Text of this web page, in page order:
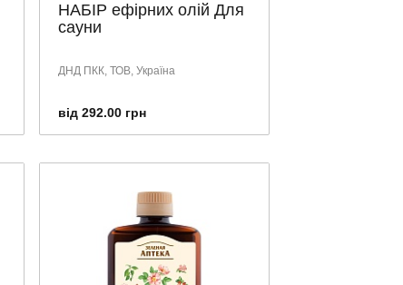
НАБІР ефірних олій Для
сауни
ДНД ПКК, ТОВ, Україна
від 292.00 грн